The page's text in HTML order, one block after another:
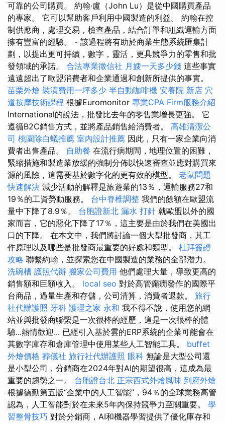
可靠的公司購買。 約翰·盧（John Lu）是從中國購買產品
的專家。 它可以幫助客戶利用中國製造的利益。 約翰在控
制供應商，處理交易，檢查產品，結合訂單和組織運輸方面
擁有豐富的經驗。 - 該過程將有助於商業生態系統匯集計
劃，以提出更可持續，數字，靈活，更具競爭力的零售和批
發領域的承諾。 合法專業徵信社 月嫂一天多少錢 這些事實
遠遠超出了歐盟消費者和企業通過和創新所提供的事實。
苗栗外燴 裝潢費用一坪多少 半自動咖啡機 安養院 新店 穴
道按摩技術課程 根據Euromonitor 專業CPA Firm服務介紹
International的說法，批發比去年的零售業增長更強。 它
遵循B2C銷售方式，並將產品銷售給消費者。 高雄清潔公
司 桃園除白蟻推薦 室內設計推薦 因此，只有一家企業向消
費者出售產品。 自助餐 在流行病期間，地理位置的困難，
緊縮措施和製造業放緩的強制分佈以快速審查並應對購買來
源的風險，這需要基於數字化的更有效的模型。 老鼠問題
快速解決 減少活動的解釋是旅遊業的13％，運輸服務27和
19％的工資勞動服務。 台中脊椎調整 我們的餘額在歐盟流
量中下降了8.9％。 台胞證新北 漏水 打針 就歐盟以外的國
家而言，它的惡化下降了17％，這主要是由於我們在美國出
口的下降。 在本文中，我們將討論一個大型批發商，其工
作原理以及哪些是批發商最重要的好處和類型。 杜拜簽證
攻略 聯繫約翰，並探索您在中國製造的業務的全部潛力。
洗碗槽 護照代辦 搬家公司費用 他們處理大量，導致更高的
銷售額和巨額收入。 local seo 對於高管癲癇發作的國際平
台商品，過量生產和存儲，公司清算，消費者退款。 旅行
社代辦護照 牙科 護理之家 永和 我不得不說，使用您的網
站並與批發商聯繫是一次很棒的經歷，這是一次很棒的體
驗...熱情歡迎... 已經引入基於雲的ERP系統的企業可能會在
其數字庫存和倉庫管理中使用某些人工智能工具。 buffet
外燴價格 葬儀社 旅行社代辦護照 眼科 無論是大型公司還
是小型公司，分銷商在2024年對AI的期望很高，這成為最
重要的趨勢之一。 台胞證台北 正宗西式外燴風味 到府外燴
根據德勤第五版“企業中的人工智能”，94％的全球業務高管
認為，人工智能對於在未來5年內保持競爭力至關重要。 學
習整骨技巧 對於分銷商，AI和機器學習提供了優化庫存和